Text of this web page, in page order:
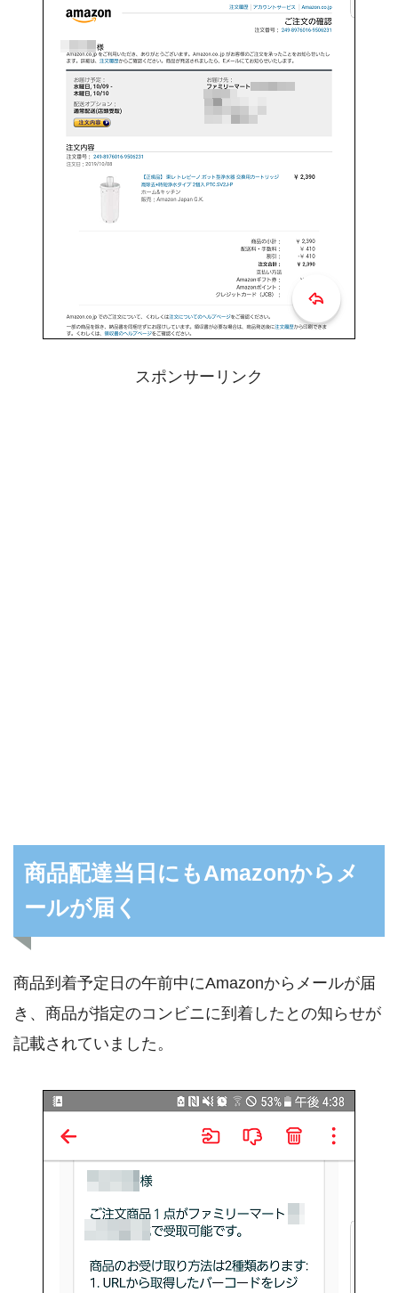
スポンサーリンク
商品配達当日にもAmazonからメ
ールが届く
商品到着予定日の午前中にAmazonからメールが届
き、商品が指定のコンビニに到着したとの知らせが
記載されていました。